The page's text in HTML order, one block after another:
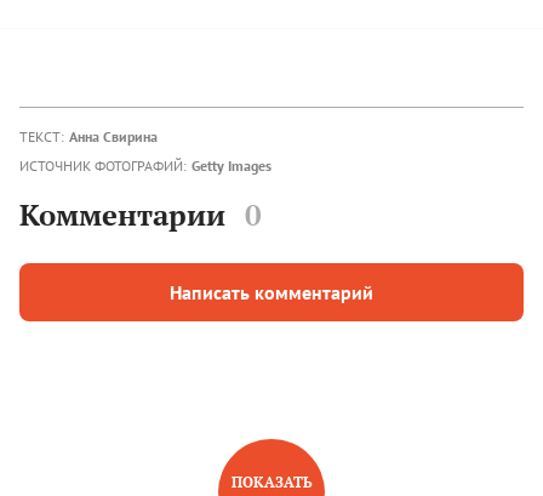
ТЕКСТ: Анна Свирина
ИСТОЧНИК ФОТОГРАФИЙ: Getty Images
Комментарии 0
Написать комментарий
ПОКАЗАТЬ